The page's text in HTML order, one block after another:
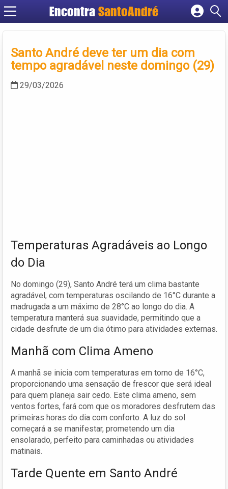
Encontra SantoAndré
Cadastrar empresa
Criar conta
Santo André deve ter um dia com
tempo agradável neste domingo (29)
29/03/2026
Temperaturas Agradáveis ao Longo
do Dia
No domingo (29), Santo André terá um clima bastante
agradável, com temperaturas oscilando de 16°C durante a
madrugada a um máximo de 28°C ao longo do dia. A
temperatura manterá sua suavidade, permitindo que a
cidade desfrute de um dia ótimo para atividades externas.
Manhã com Clima Ameno
A manhã se inicia com temperaturas em torno de 16°C,
proporcionando uma sensação de frescor que será ideal
para quem planeja sair cedo. Este clima ameno, sem
ventos fortes, fará com que os moradores desfrutem das
primeiras horas do dia com conforto. A luz do sol
começará a se manifestar, prometendo um dia
ensolarado, perfeito para caminhadas ou atividades
matinais.
Tarde Quente em Santo André